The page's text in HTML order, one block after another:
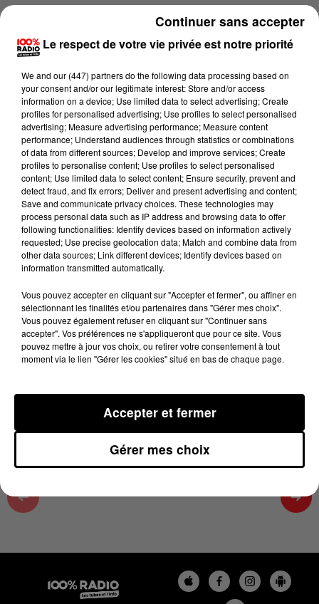
Lecture (3 min 15 sec)
100%
Les infos des Hautes-Pyrénées du 17/06/2026 à
17 juin 2026 - 3 min 15 sec
LES INFOS DES HAUTES-PYRÉNÉES DU
17/06/2026 À 14H43
Podcasts infos des Hautes-Pyrénées
Le respect de votre vie privée est notre priorité
We and our (447) partnersdo the following data processing based on
your consent and/or our legitimate interest: Store and/or access
information on a device; Use limited data to select advertising; Create
profiles for personalised advertising; Use profiles to select personalised
advertising; Measure advertising performance; Measure content
performance; Understand audiences through statistics or combinations
of data from different sources; Develop and improve services; Create
profiles to personalise content; Use profiles to select personalised
content; Use limited data to select content; Ensure security, prevent and
detect fraud, and fix errors; Deliver and present advertising and content;
Save and communicate privacy choices. These technologies may
process personal data such as IP address and browsing data to offer
following functionalities: Identify devices based on information actively
requested; Use precise geolocation data; Match and combine data from
other data sources; Link different devices; Identify devices based on
information transmitted automatically.
Vous pouvez accepter en cliquant sur "Accepter et fermer", ou affiner en
sélectionnant les finalités et/ou partenaires dans "Gérer mes choix".
Vous pouvez également refuser en cliquant sur "Continuer sans
accepter". Vos préférences ne s'appliqueront que pour ce site. Vous
pouvez mettre à jour vos choix, ou retirer votre consentement à tout
moment via le lien "Gérer les cookies" situé en bas de chaque page.
Gérer mes choix
Accepter et fermer
Continuer sans accepter